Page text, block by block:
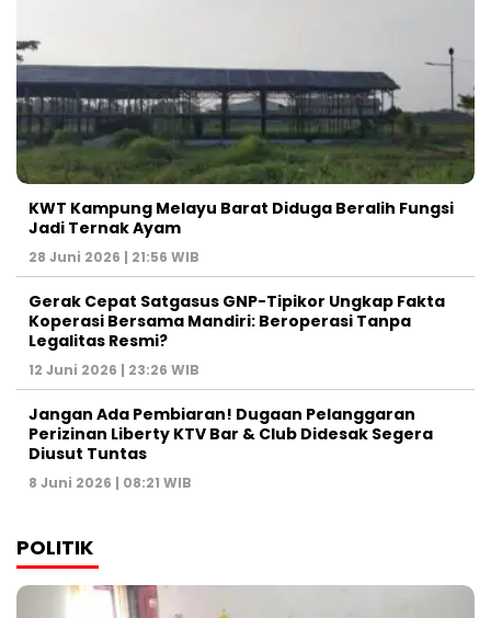
KWT Kampung Melayu Barat Diduga Beralih Fungsi
Jadi Ternak Ayam
28 Juni 2026 | 21:56 WIB
Gerak Cepat Satgasus GNP-Tipikor Ungkap Fakta
Koperasi Bersama Mandiri: Beroperasi Tanpa
Legalitas Resmi?
12 Juni 2026 | 23:26 WIB
Jangan Ada Pembiaran! Dugaan Pelanggaran
Perizinan Liberty KTV Bar & Club Didesak Segera
Diusut Tuntas
8 Juni 2026 | 08:21 WIB
POLITIK